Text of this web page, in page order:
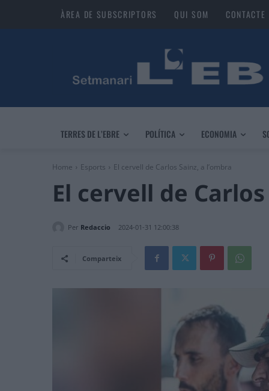
ÀREA DE SUBSCRIPTORS QUI SOM CONTACTE
TERRES DE L’EBRE POLÍTICA ECONOMIA
Home Esports El cervell de Carlos Sainz, a l’ombra
El cervell de
Per Redaccio 2024-01-31 12:00:38
Comparteix